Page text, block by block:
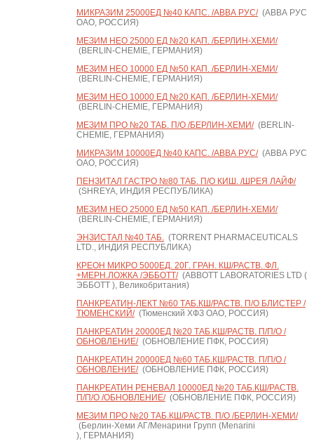
МИКРАЗИМ 25000ЕД №40 КАПС. /АВВА РУС/(АВВА РУС
ОАО, РОССИЯ)
МЕЗИМ НЕО 25000 ЕД №20 КАП. /БЕРЛИН-ХЕМИ/
(BERLIN-CHEMIE, ГЕРМАНИЯ)
МЕЗИМ НЕО 10000 ЕД №50 КАП. /БЕРЛИН-ХЕМИ/
(BERLIN-CHEMIE, ГЕРМАНИЯ)
МЕЗИМ НЕО 10000 ЕД №20 КАП. /БЕРЛИН-ХЕМИ/
(BERLIN-CHEMIE, ГЕРМАНИЯ)
МЕЗИМ ПРО №20 ТАБ. П/О /БЕРЛИН-ХЕМИ/(BERLIN-
CHEMIE, ГЕРМАНИЯ)
МИКРАЗИМ 10000ЕД №40 КАПС. /АВВА РУС/(АВВА РУС
ОАО, РОССИЯ)
ПЕНЗИТАЛ ГАСТРО №80 ТАБ. П/О КИШ. /ШРЕЯ ЛАЙФ/
(SHREYA, ИНДИЯ РЕСПУБЛИКА)
МЕЗИМ НЕО 25000 ЕД №50 КАП. /БЕРЛИН-ХЕМИ/
(BERLIN-CHEMIE, ГЕРМАНИЯ)
ЭНЗИСТАЛ №40 ТАБ.(TORRENT PHARMACEUTICALS
LTD., ИНДИЯ РЕСПУБЛИКА)
КРЕОН МИКРО 5000ЕД. 20Г. ГРАН. КШ/РАСТВ. ФЛ.
+МЕРН.ЛОЖКА /ЭББОТТ/(ABBOTT LABORATORIES LTD (
ЭББОТТ ), Великобритания)
ПАНКРЕАТИН-ЛЕКТ №60 ТАБ.КШ/РАСТВ. П/О БЛИСТЕР /
ТЮМЕНСКИЙ/(Тюменский ХФЗ ОАО, РОССИЯ)
ПАНКРЕАТИН 20000ЕД №20 ТАБ.КШ/РАСТВ. П/П/О /
ОБНОВЛЕНИЕ/(ОБНОВЛЕНИЕ ПФК, РОССИЯ)
ПАНКРЕАТИН 20000ЕД №60 ТАБ.КШ/РАСТВ. П/П/О /
ОБНОВЛЕНИЕ/(ОБНОВЛЕНИЕ ПФК, РОССИЯ)
ПАНКРЕАТИН РЕНЕВАЛ 10000ЕД №20 ТАБ.КШ/РАСТВ.
П/П/О /ОБНОВЛЕНИЕ/(ОБНОВЛЕНИЕ ПФК, РОССИЯ)
МЕЗИМ ПРО №20 ТАБ.КШ/РАСТВ. П/О /БЕРЛИН-ХЕМИ/
(Берлин-Хеми АГ/Менарини Групп (Menarini
), ГЕРМАНИЯ)